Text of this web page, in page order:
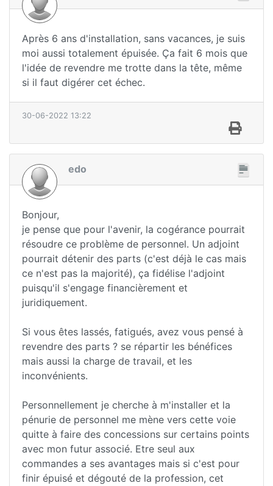
Après 6 ans d'installation, sans vacances, je suis
moi aussi totalement épuisée. Ça fait 6 mois que
l'idée de revendre me trotte dans la tête, même
si il faut digérer cet échec.
30-06-2022 13:22
edo
Bonjour,
je pense que pour l'avenir, la cogérance pourrait
résoudre ce problème de personnel. Un adjoint
pourrait détenir des parts (c'est déjà le cas mais
ce n'est pas la majorité), ça fidélise l'adjoint
puisqu'il s'engage financièrement et
juridiquement.
Si vous êtes lassés, fatigués, avez vous pensé à
revendre des parts ? se répartir les bénéfices
mais aussi la charge de travail, et les
inconvénients.
Personnellement je cherche à m'installer et la
pénurie de personnel me mène vers cette voie
quitte à faire des concessions sur certains points
avec mon futur associé. Etre seul aux
commandes a ses avantages mais si c'est pour
finir épuisé et dégouté de la profession, cet